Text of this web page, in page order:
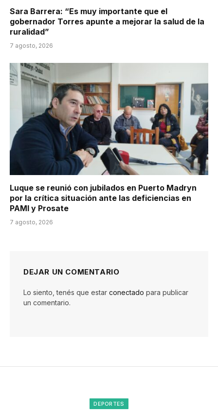
Sara Barrera: “Es muy importante que el
gobernador Torres apunte a mejorar la salud de la
ruralidad”
7 agosto, 2026
Luque se reunió con jubilados en Puerto Madryn
por la crítica situación ante las deficiencias en
PAMI y Prosate
7 agosto, 2026
DEJAR UN COMENTARIO
Lo siento, tenés que estar conectado para publicar
un comentario.
DEPORTES